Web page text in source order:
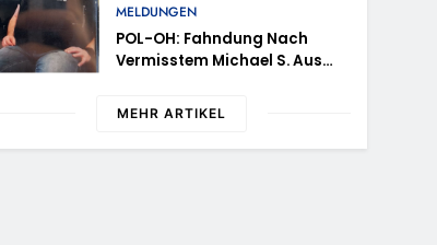
MELDUNGEN
POL-OH: Fahndung Nach
Vermisstem Michael S. Aus
MEHR ARTIKEL